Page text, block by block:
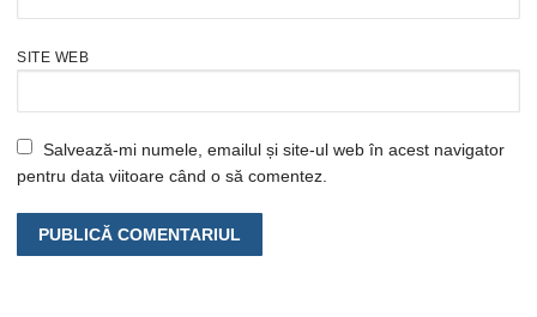
SITE WEB
Salvează-mi numele, emailul și site-ul web în acest navigator
pentru data viitoare când o să comentez.